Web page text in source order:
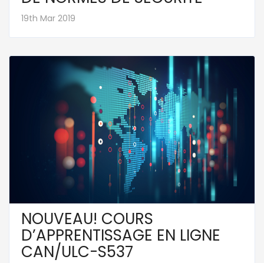
19th Mar 2019
NOUVEAU! COURS
D’APPRENTISSAGE EN LIGNE
CAN/ULC-S537